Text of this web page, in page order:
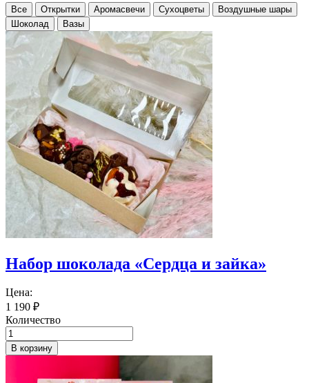
Все Открытки Аромасвечи Сухоцветы
Воздушные шары
Шоколад
Вазы
Набор шоколада «Сердца и зайка»
Цена:
1 190 ₽
Количество
В корзину